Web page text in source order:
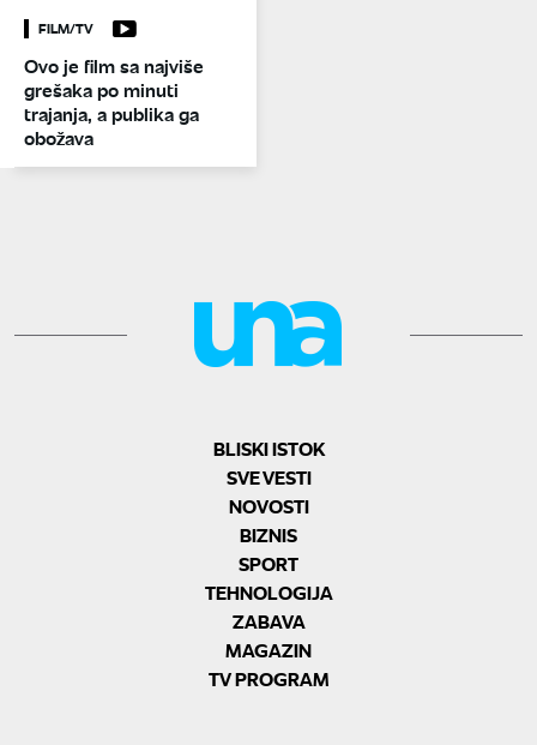
FILM/TV
Ovo je film sa najviše
grešaka po minuti
trajanja, a publika ga
obožava
BLISKI ISTOK
SVE VESTI
NOVOSTI
BIZNIS
SPORT
TEHNOLOGIJA
ZABAVA
MAGAZIN
TV PROGRAM